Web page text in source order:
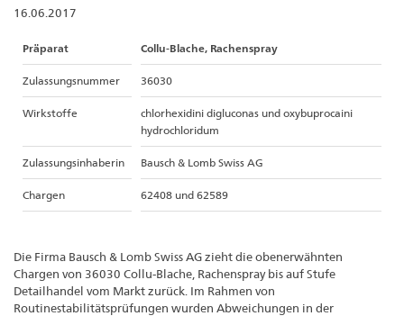
16.06.2017
Präparat Collu-Blache, Rachenspray
Zulassungsnummer 36030
Wirkstoffe
chlorhexidini digluconas und oxybuprocaini
hydrochloridum
Zulassungsinhaberin Bausch & Lomb Swiss AG
Chargen 62408 und 62589
Die Firma Bausch & Lomb Swiss AG zieht die obenerwähnten
Chargen von 36030 Collu-Blache, Rachenspray bis auf Stufe
Detailhandel vom Markt zurück. Im Rahmen von
Routinestabilitätsprüfungen wurden Abweichungen in der